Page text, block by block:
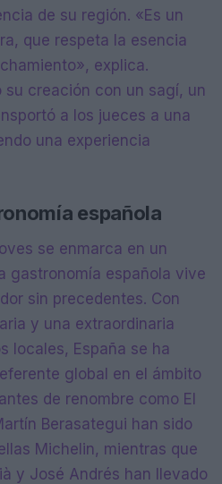
de su región. «Es un
que respeta la esencia
explica.
creación con un sagí, un
a los jueces a una
una experiencia
española
se enmarca en un
gastronomía española vive
sin precedentes. Con
y una extraordinaria
locales, España se ha
global en el ámbito
de renombre como El
Berasategui han sido
Michelin, mientras que
y José Andrés han llevado